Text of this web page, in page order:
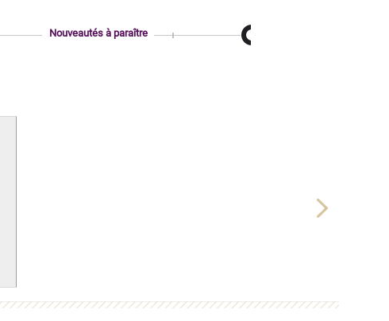
Nouveautés à paraître
Next